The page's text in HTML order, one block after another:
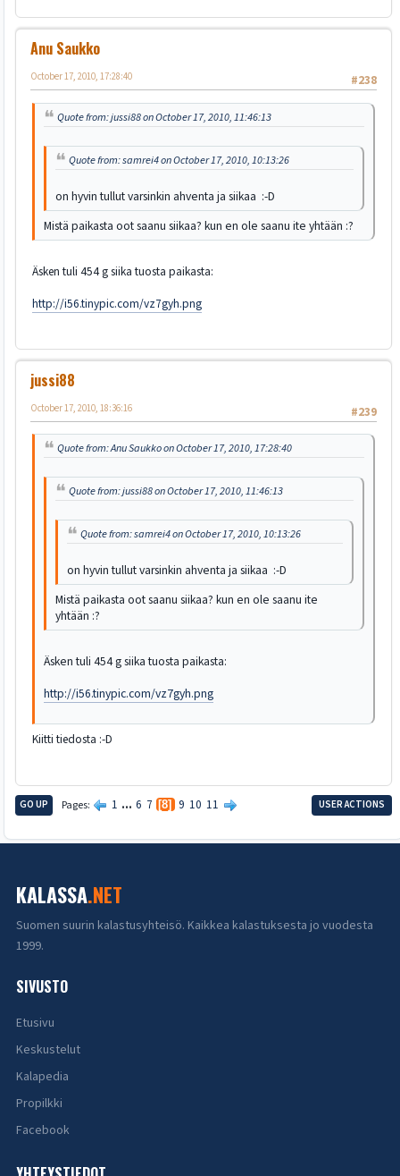
Anu Saukko
#238
October 17, 2010, 17:28:40
Quote from: jussi88 on October 17, 2010, 11:46:13
Quote from: samrei4 on October 17, 2010, 10:13:26
on hyvin tullut varsinkin ahventa ja siikaa :-D
Mistä paikasta oot saanu siikaa? kun en ole saanu ite yhtään :?
Äsken tuli 454 g siika tuosta paikasta:
http://i56.tinypic.com/vz7gyh.png
jussi88
#239
October 17, 2010, 18:36:16
Quote from: Anu Saukko on October 17, 2010, 17:28:40
Quote from: jussi88 on October 17, 2010, 11:46:13
Quote from: samrei4 on October 17, 2010, 10:13:26
on hyvin tullut varsinkin ahventa ja siikaa :-D
Mistä paikasta oot saanu siikaa? kun en ole saanu ite
yhtään :?
Äsken tuli 454 g siika tuosta paikasta:
http://i56.tinypic.com/vz7gyh.png
Kiitti tiedosta :-D
GO UP Pages 1 ... 6 7 8 9 10 11 USER ACTIONS
KALASSA.NET
Suomen suurin kalastusyhteisö. Kaikkea kalastuksesta jo vuodesta
1999.
SIVUSTO
Etusivu
Keskustelut
Kalapedia
Propilkki
Facebook